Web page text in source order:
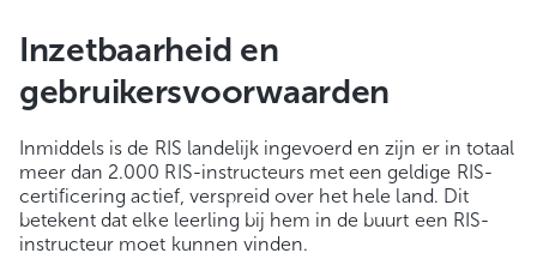
Inzetbaarheid en
gebruikersvoorwaarden
Inmiddels is de RIS landelijk ingevoerd en zijn er in totaal
meer dan 2.000 RIS-instructeurs met een geldige RIS-
certificering actief, verspreid over het hele land. Dit
betekent dat elke leerling bij hem in de buurt een RIS-
instructeur moet kunnen vinden.